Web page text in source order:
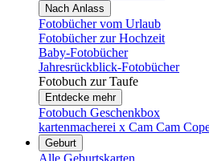
Nach Anlass
Fotobücher vom Urlaub
Fotobücher zur Hochzeit
Baby-Fotobücher
Jahresrückblick-Fotobücher
Fotobuch zur Taufe
Entdecke mehr
Fotobuch Geschenkbox
kartenmacherei x Cam Cam
Geburt
Alle Geburtskarten